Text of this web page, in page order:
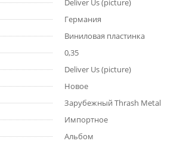
Deliver Us (picture)
Германия
Виниловая пластинка
0,35
Deliver Us (picture)
Новое
Зарубежный Thrash Metal
Импортное
Альбом